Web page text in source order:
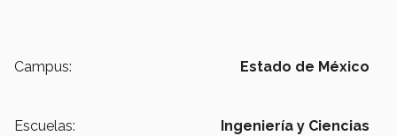
Campus: Estado de México
Escuelas: Ingeniería y Ciencias